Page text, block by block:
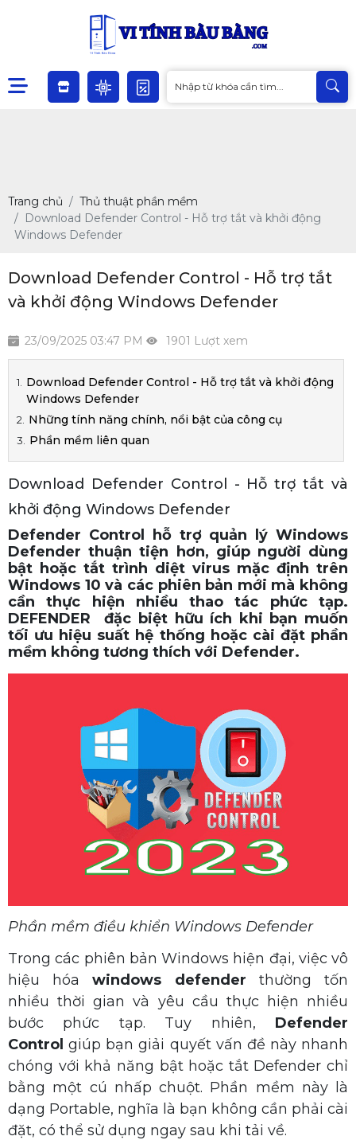
Trang chủ
Thủ thuật phần mềm
Download Defender Control - Hỗ trợ tắt và khởi động
Windows Defender
Download Defender Control - Hỗ trợ tắt
và khởi động Windows Defender
23/09/2025 03:47 PM 1901 Lượt xem
Download Defender Control - Hỗ trợ tắt và khởi động
Windows Defender
Những tính năng chính, nổi bật của công cụ
Phần mềm liên quan
Download Defender Control - Hỗ trợ tắt và
khởi động Windows Defender
Defender Control hỗ trợ quản lý Windows
Defender thuận tiện hơn, giúp người dùng
bật hoặc tắt trình diệt virus mặc định trên
Windows 10 và các phiên bản mới mà không
cần thực hiện nhiều thao tác phức tạp.
DEFENDER đặc biệt hữu ích khi bạn muốn
tối ưu hiệu suất hệ thống hoặc cài đặt phần
mềm không tương thích với Defender.
Phần mềm điều khiển Windows Defender
Trong các phiên bản Windows hiện đại, việc vô
hiệu hóawindows defender thường tốn
nhiều thời gian và yêu cầu thực hiện nhiều
bước phức tạp. Tuy nhiên, Defender
Control giúp bạn giải quyết vấn đề này nhanh
chóng với khả năng bật hoặc tắt Defender chỉ
bằng một cú nhấp chuột. Phần mềm này là
dạng Portable, nghĩa là bạn không cần phải cài
đặt, có thể sử dụng ngay sau khi tải về.